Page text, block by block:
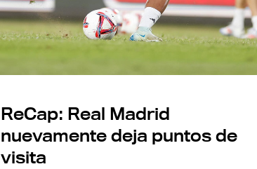
ReCap: Real Madrid
nuevamente deja puntos de
visita